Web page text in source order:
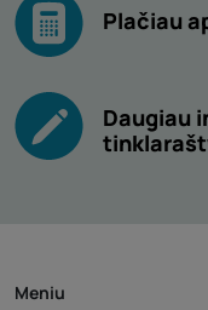
Plačiau
Daugiau
Meniu